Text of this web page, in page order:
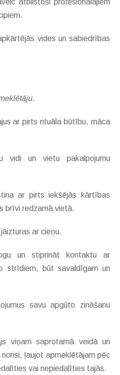
atbilstoši profesionālajiem
vides un sabiedrības
ar pirts rituāla būtību, māca
un vietu pakalpojumu
ar pirts iekšējās kārtības
brīvi redzamā vietā.
ar cieņu.
un stiprināt kontaktu ar
strīdiem, būt savaldīgam un
savu apgūto zināšanu
viņam saprotamā veidā un
ļaujot apmeklētājam pēc
vai nepiedalīties tajās.